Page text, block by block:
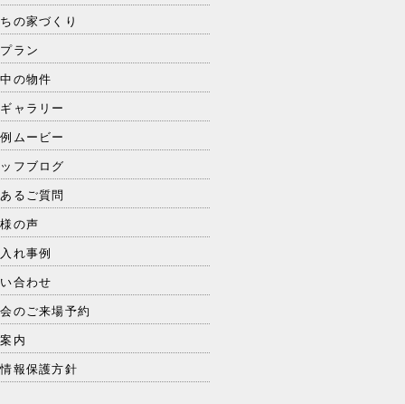
の家づくり
ラン
の物件
ャラリー
ムービー
フブログ
るご質問
の声
れ事例
合わせ
のご来場予約
内
報保護方針